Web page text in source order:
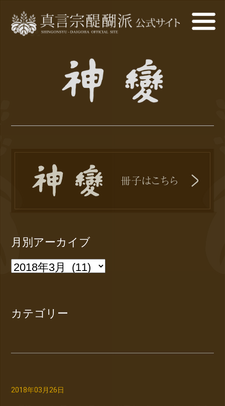
月別アーカイブ
カテゴリー
2018年03月26日